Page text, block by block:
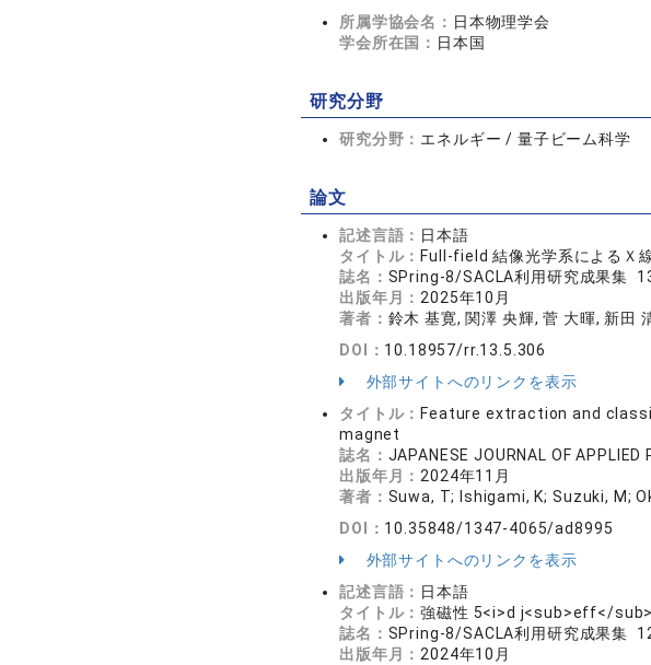
所属学協会名： 日本物理学会
学会所在国： 日本国
研究分野
研究分野： エネルギー / 量子ビーム科学
論文
記述言語： 日本語
タイトル： Full-field 結像光学系によるＸ
誌名： SPring-8/SACLA利用研究成果集
出版年月： 2025年10月
著者： 鈴木 基寛, 関澤 央輝, 菅 大暉, 新田
DOI： 10.18957/rr.13.5.306
外部サイトへのリンクを表示
タイトル： Feature extraction and
magnet
誌名： JAPANESE JOURNAL OF
出版年月： 2024年11月
著者： Suwa, T; Ishigami, K; Suzuki, M;
DOI： 10.35848/1347-4065/ad8995
外部サイトへのリンクを表示
記述言語： 日本語
タイトル：強磁性 5<i>d j<sub>eff</
誌名： SPring-8/SACLA利用研究成果集
出版年月： 2024年10月